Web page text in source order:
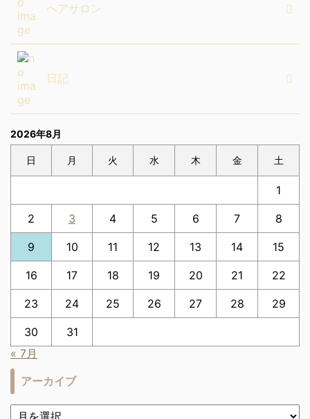
ヘアサロン
日記
2026年8月
日 月 火 水 木 金 土
1
2 3 4 5 6 7 8
9 10 11 12 13 14 15
16 17 18 19 20 21 22
23 24 25 26 27 28 29
30
31
« 7月
アーカイブ